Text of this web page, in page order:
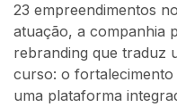
23 empreendimentos
atuação, a companhia
rebranding que traduz
curso: o
uma plataforma